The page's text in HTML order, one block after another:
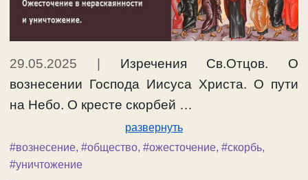
29.05.2025
Изречения Св.Отцов. О
вознесении Господа Иисуса Христа. О пути
на Небо. О кресте скорбей …
развернуть
#вознесение, #общество, #ожесточение, #скорбь,
#уничтожение